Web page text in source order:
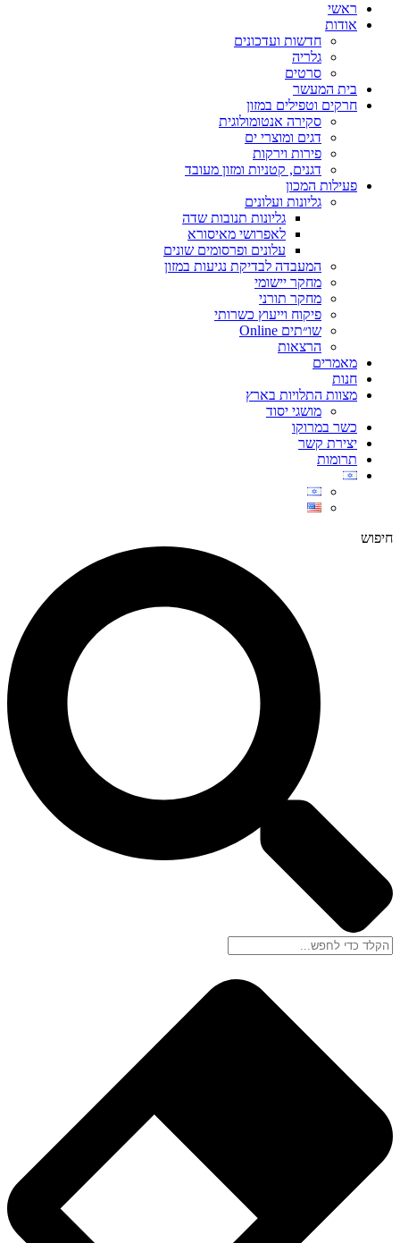
ראשי
אודות
חדשות ועדכונים
גלריה
סרטים
בית המעשר
חרקים וטפילים במזון
סקירה אנטומולוגית
דגים ומוצרי ים
פירות וירקות
דגנים, קטניות ומזון מעובד
פעילות המכון
גליונות ועלונים
גליונות תנובות שדה
לאפרושי מאיסורא
עלונים ופרסומים שונים
המעבדה לבדיקת נגיעות במזון
מחקר יישומי
מחקר תורני
פיקוח וייעוץ כשרותי
שו״תים Online
הרצאות
מאמרים
חנות
מצוות התלויות בארץ
מושגי יסוד
כשר במרוקו
יצירת קשר
תרומות
חיפוש